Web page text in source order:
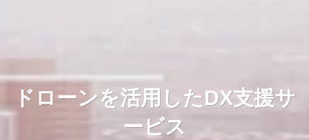
ドローンを活用したDX支援サ
ービス